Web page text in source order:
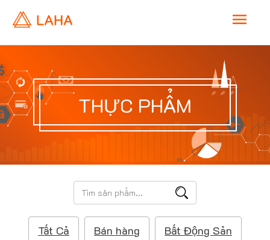
M
a
i
n
n
THỰC PHẨM
T
ì
m
Tất Cả Bán hàng Bất Động Sản